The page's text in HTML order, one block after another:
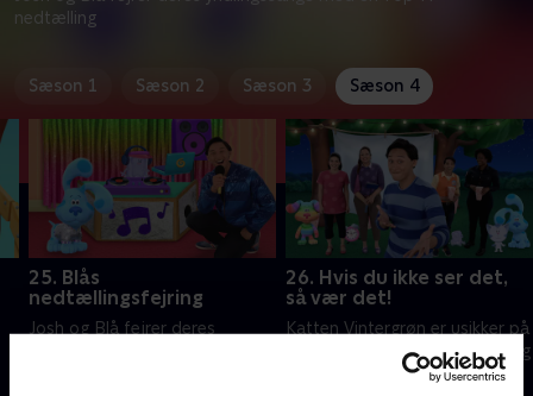
nedtælling
Sæson 1 Sæson 2 Sæson 3 Sæson 4
25. Blås
nedtællingsfejring
Josh og Blå fejrer deres
26. Hvis du ikke ser det,
så vær det!
Katten Vintergrøn er usikker på
at spille en hunderolle i Josh og
Blås superheltefilm